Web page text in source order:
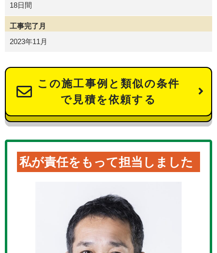
18日間
工事完了月
2023年11月
この施工事例と類似の条件
で見積を依頼する
私が責任をもって担当しました